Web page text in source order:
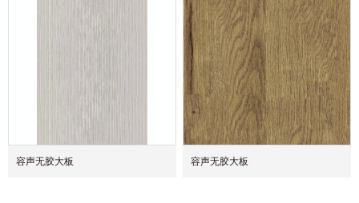
容声无胶大板 容声无胶大板